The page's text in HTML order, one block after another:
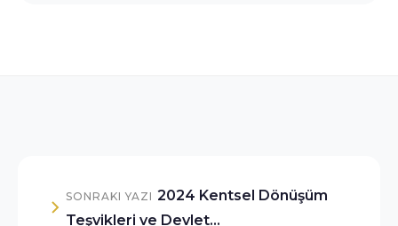
SONRAKI YAZI 2024 Kentsel Dönüşüm
Teşvikleri ve Devlet…